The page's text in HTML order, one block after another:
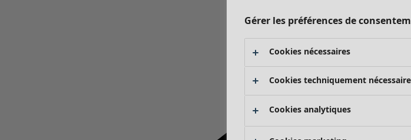
Gérer les préférences de
Cookies nécessaires
Cookies techniquement
Cookies analytiques